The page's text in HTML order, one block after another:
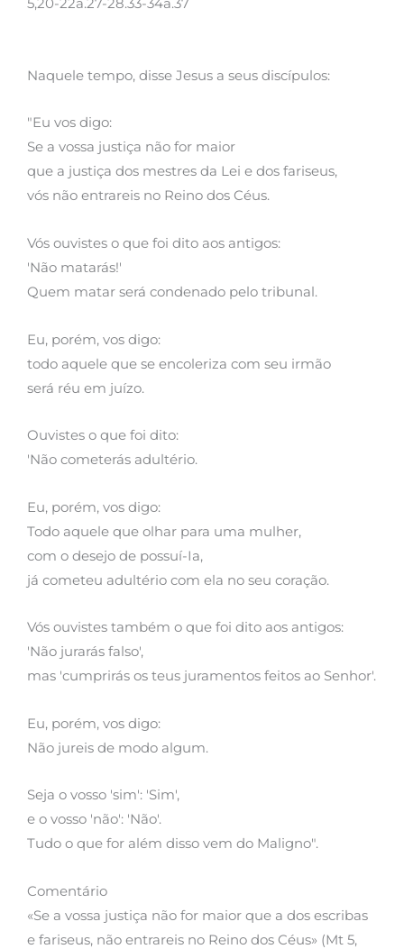
5,20-22a.27-28.33-34a.37
Naquele tempo, disse Jesus a seus discípulos:
"Eu vos digo:
Se a vossa justiça não for maior
que a justiça dos mestres da Lei e dos fariseus,
vós não entrareis no Reino dos Céus.
Vós ouvistes o que foi dito aos antigos:
'Não matarás!'
Quem matar será condenado pelo tribunal.
Eu, porém, vos digo:
todo aquele que se encoleriza com seu irmão
será réu em juízo.
Ouvistes o que foi dito:
'Não cometerás adultério.
Eu, porém, vos digo:
Todo aquele que olhar para uma mulher,
com o desejo de possuí-Ia,
já cometeu adultério com ela no seu coração.
Vós ouvistes também o que foi dito aos antigos:
'Não jurarás falso',
mas 'cumprirás os teus juramentos feitos ao Senhor'.
Eu, porém, vos digo:
Não jureis de modo algum.
Seja o vosso 'sim': 'Sim',
e o vosso 'não': 'Não'.
Tudo o que for além disso vem do Maligno".
Comentário
«Se a vossa justiça não for maior que a dos escribas
e fariseus, não entrareis no Reino dos Céus» (Mt 5,